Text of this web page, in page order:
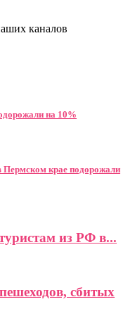
каналов
на 10%
Пермском крае подорожали
из РФ в...
сбитых